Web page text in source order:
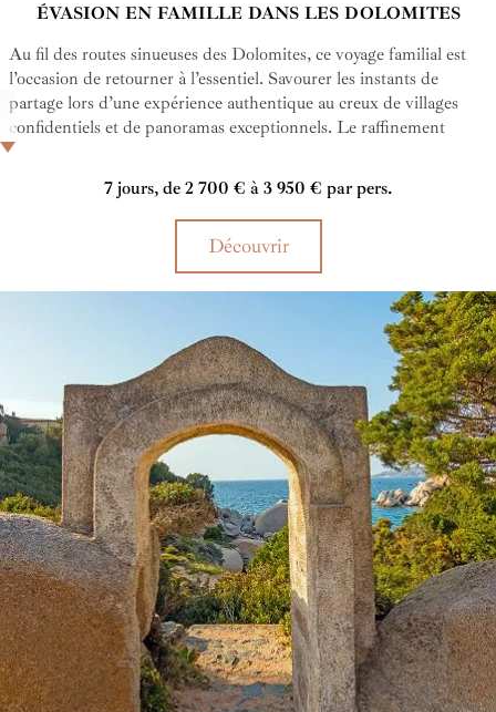
ÉVASION EN FAMILLE DANS LES DOLOMITES
Au fil des routes sinueuses des Dolomites, ce voyage familial est
l’occasion de retourner à l’essentiel. Savourer les instants de
partage lors d’une expérience authentique au creux de villages
confidentiels et de panoramas exceptionnels. Le raffinement
discret de l’Italie rencontre la douceur des souvenirs que l’on
construit ensemble, simplement, intensément.
7 jours, de 2 700 € à 3 950 € par pers.
Découvrir